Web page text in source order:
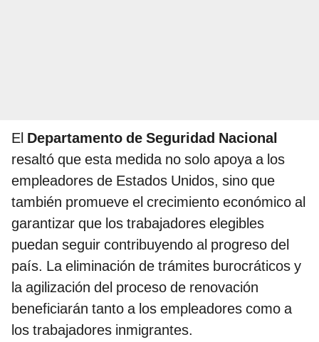
El Departamento de Seguridad Nacional
resaltó que esta medida no solo apoya a los
empleadores de Estados Unidos, sino que
también promueve el crecimiento económico al
garantizar que los trabajadores elegibles
puedan seguir contribuyendo al progreso del
país. La eliminación de trámites burocráticos y
la agilización del proceso de renovación
beneficiarán tanto a los empleadores como a
los trabajadores inmigrantes.